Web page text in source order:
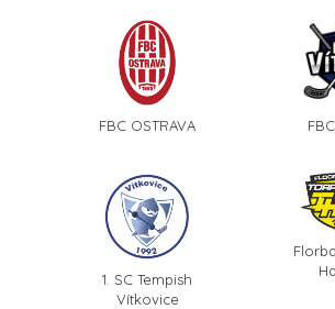
FBC OSTRAVA
1. SC Tempish
Vítkovice